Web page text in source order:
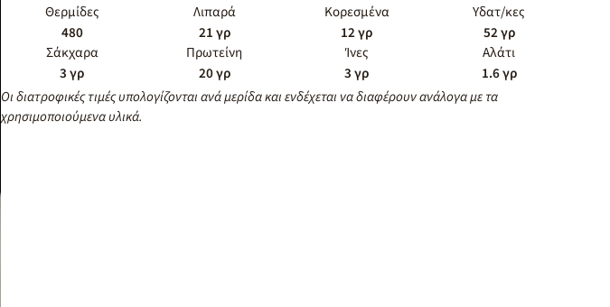
Θερμίδες
480
Λιπαρά
21 γρ
Κορεσμένα
12 γρ
Υδατ/κες
52 γρ
Σάκχαρα
3 γρ
Πρωτείνη
20 γρ
Ίνες
3 γρ
Αλάτι
1.6 γρ
Οι διατροφικές τιμές υπολογίζονται ανά μερίδα και ενδέχεται να διαφέρουν ανάλογα με τα
χρησιμοποιούμενα υλικά.